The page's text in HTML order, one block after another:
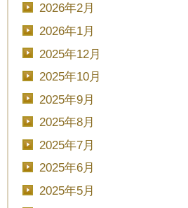
2026年2月
2026年1月
2025年12月
2025年10月
2025年9月
2025年8月
2025年7月
2025年6月
2025年5月